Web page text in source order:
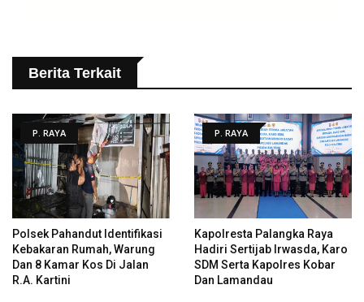
Berita Terkait
P. RAYA
Polsek Pahandut Identifikasi
Kebakaran Rumah, Warung
Dan 8 Kamar Kos Di Jalan
R.A. Kartini
P. RAYA
Kapolresta Palangka Raya
Hadiri Sertijab Irwasda, Karo
SDM Serta Kapolres Kobar
Dan Lamandau